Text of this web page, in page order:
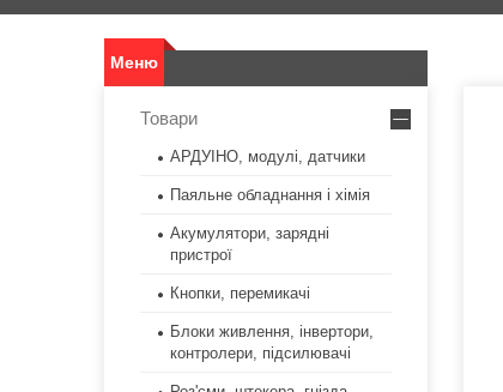
Товари
АРДУІНО, модулі, датчики
Паяльне обладнання і хімія
Акумулятори, зарядні
пристрої
Кнопки, перемикачі
Блоки живлення, інвертори,
контролери, підсилювачі